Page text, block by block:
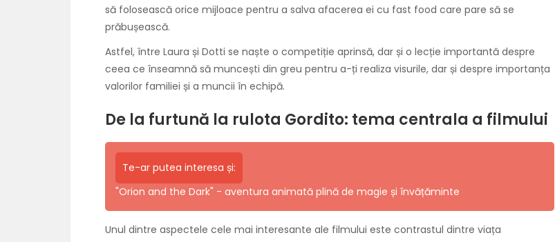
să folosească orice mijloace pentru a salva afacerea ei cu fast food care pare să se
prăbușească.
Astfel, între Laura și Dotti se naște o competiție aprinsă, dar și o lecție importantă despre
ceea ce înseamnă să muncești din greu pentru a-ți realiza visurile, dar și despre importanța
valorilor familiei și a muncii în echipă.
De la furtună la rulota Gordito: tema centrala a filmului
Te-ar putea interesa și:
"Orion and the Dark" - aventura animată plină de magie și învățăminte
Unul dintre aspectele cele mai interesante ale filmului este contrastul dintre viața